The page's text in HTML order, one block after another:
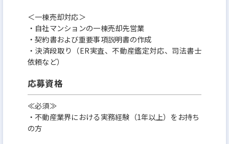
＜一棟売却対応＞
・自社マンションの一棟売却先営業
・契約書および重要事項説明書の作成
・決済段取り（ER実査、不動産鑑定対応、司法書士
依頼など）
応募資格
≪必須≫
・不動産業界における実務経験（1年以上）をお持ち
の方